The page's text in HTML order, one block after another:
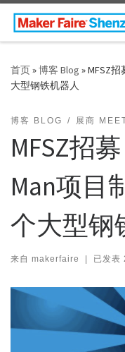
Skip to content
首页»博客 Blog »MFSZ
大型钢铁机器人
博客 BLOG 展商
MFSZ招
Man项目
个大型钢
来自 makerfaire | 已发表